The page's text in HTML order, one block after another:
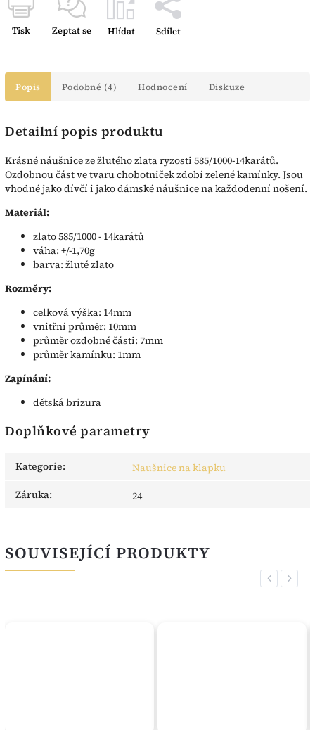
Tisk Zeptat se Hlídat Sdílet
Popis Podobné (4) Hodnocení Diskuze
Detailní popis produktu
Krásné náušnice ze žlutého zlata ryzosti 585/1000-14karátů.
Ozdobnou část ve tvaru chobotniček zdobí zelené kamínky. Jsou
vhodné jako dívčí i jako dámské náušnice na každodenní nošení.
Materiál:
zlato 585/1000 - 14karátů
váha: +/-1,70g
barva: žluté zlato
Rozměry:
celková výška: 14mm
vnitřní průměr: 10mm
průměr ozdobné části: 7mm
průměr kamínku: 1mm
Zapínání:
dětská brizura
Doplňkové parametry
Kategorie:
Naušnice na klapku
Záruka: 24
SOUVISEJÍCÍ PRODUKTY
Previous
Next